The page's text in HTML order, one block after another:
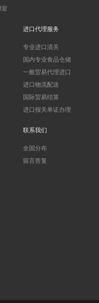
进口代理服务
专业进口清关
国内专业食品仓储
一般贸易代理进口
进口物流配送
国际贸易结算
进口报关单证办理
联系我们
全国分布
留言答复